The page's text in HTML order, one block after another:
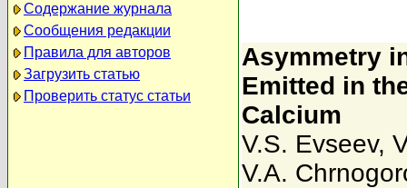
Содержание журнала
Сообщения редакции
Правила для авторов
Загрузить статью
Проверить статус статьи
Asymmetry
Emitted in
Calcium
V.S. Evseev,
V.A.